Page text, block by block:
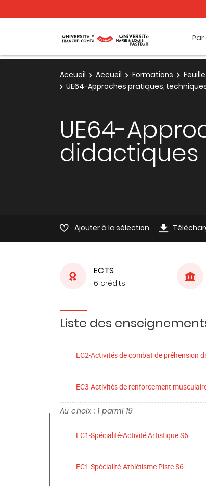
Accueil Accueil Formations
UE64-Approches pratiques,
UE64-
didactiques
Ajouter à la sélection
ECTS
6 crédits
Liste des
EC2-Activités de combat de préhension
EC3-Activités de renforcement
Au choix : 1 parmi 19
EC1-Spécialité-Activité Artistique S6
EC1-Spécialité-Athlétisme Piste S6